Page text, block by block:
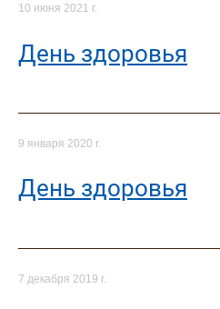
10 июня 2021 г.
День здоровья
9 января 2020 г.
День здоровья
7 декабря 2019 г.